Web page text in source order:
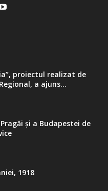
proiectul realizat de
a ajuns...
şi a Budapestei de
1918